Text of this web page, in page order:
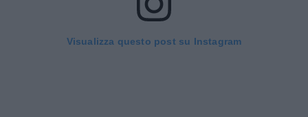
Visualizza questo post su Instagram